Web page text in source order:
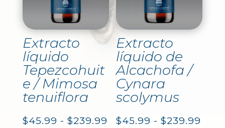
Extracto
líquido
Tepezcohuit
e / Mimosa
tenuiflora
$45.99 - $239.99 Rango
Extracto
líquido de
Alcachofa /
Cynara
scolymus
$45.99 - $239.99